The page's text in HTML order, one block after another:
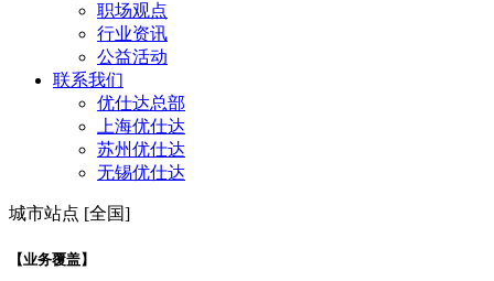
职场观点
行业资讯
公益活动
联系我们
优仕达总部
上海优仕达
苏州优仕达
无锡优仕达
城市站点 [全国]
【业务覆盖】